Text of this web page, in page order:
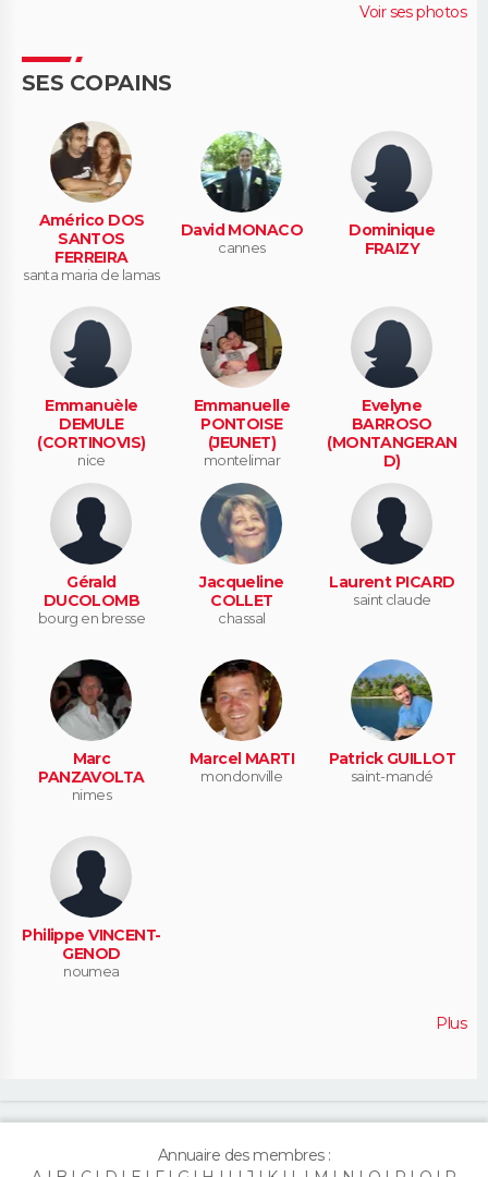
Voir ses photos
SES COPAINS
Américo DOS
SANTOS
FERREIRA
santa maria de lamas
David MONACO
cannes
Dominique
FRAIZY
Emmanuèle
DEMULE
(CORTINOVIS)
nice
Emmanuelle
PONTOISE
(JEUNET)
montelimar
Evelyne
BARROSO
(MONTANGERAN
D)
londres
Gérald
DUCOLOMB
bourg en bresse
Jacqueline
COLLET
chassal
Laurent PICARD
saint claude
Marc
PANZAVOLTA
nimes
Marcel MARTI
mondonville
Patrick GUILLOT
saint-mandé
Philippe VINCENT-
GENOD
noumea
Plus
Annuaire des membres :